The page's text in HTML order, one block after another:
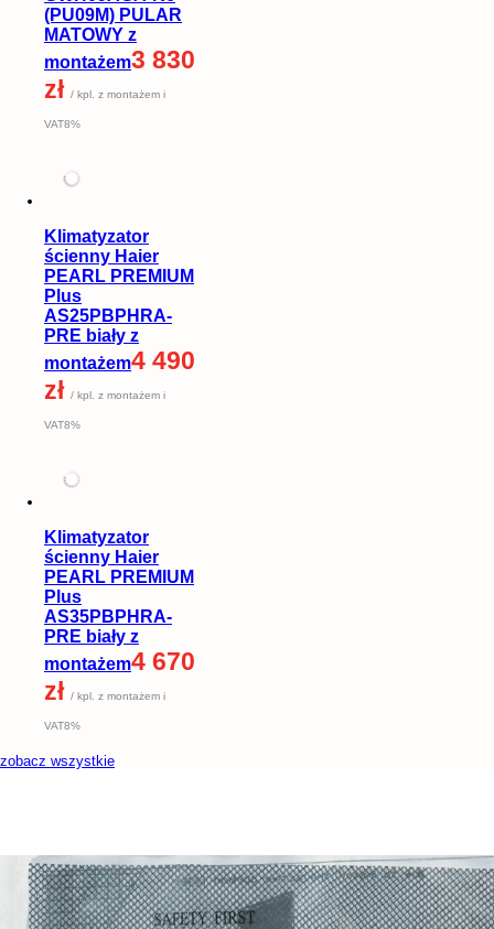
(PU09M) PULAR
MATOWY z
montażem3 830
zł / kpl. z montażem i
VAT8%
Klimatyzator
ścienny Haier
PEARL PREMIUM
Plus
AS25PBPHRA-
PRE biały z
montażem4 490
zł / kpl. z montażem i
VAT8%
Klimatyzator
ścienny Haier
PEARL PREMIUM
Plus
AS35PBPHRA-
PRE biały z
montażem4 670
zł / kpl. z montażem i
VAT8%
zobacz wszystkie